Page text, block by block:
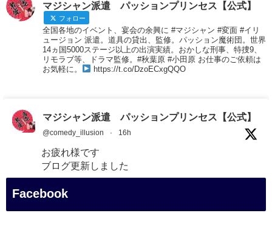
マジシャン派遣 パッションプリンセス【公式】
フォロー
全国各地のイベント、宴会の余興に #マジシャン #変面 #イリ
ュージョン 派遣。道具の貸出、監修。パッション魔術団。世界
14ヵ国5000ステージ以上の出演実績。おかしな刑事、特捜9、
リモラブ等、ドラマ監修。#秋葉原 #小田原 お仕事のご依頼は
お気軽に。
https://t.co/DzoECxgQQO
マジシャン派遣 パッションプリンセス【公式】
@comedy_illusion · 16h
お疲れ様です
ブログ更新しました
「マジシャン和歌山旅 白浜町・円月島」
Facebook